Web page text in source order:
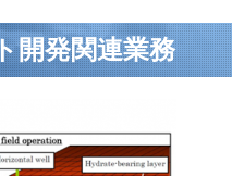
開発関連業務